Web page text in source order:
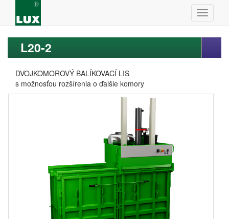
L20-2
DVOJKOMOROVÝ BALÍKOVACÍ LIS
s možnosťou rozšírenia o ďalšie komory